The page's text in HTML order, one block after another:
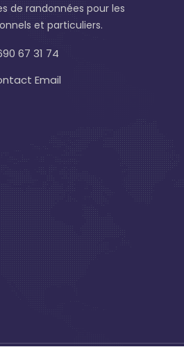
de randonnées pour les
et particuliers.
67 31 74
Email